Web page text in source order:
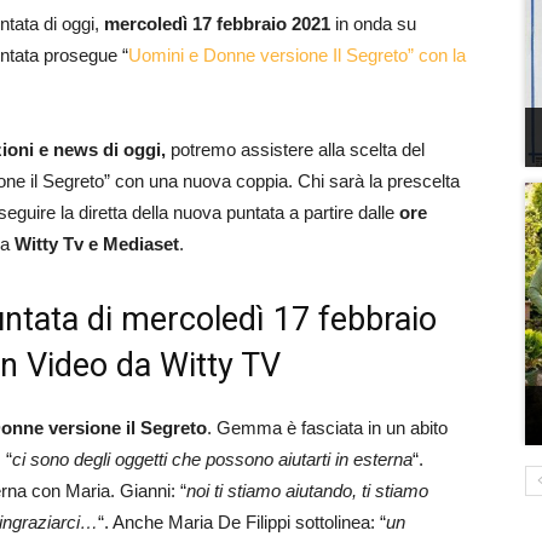
di oggi, mercoledì 17 febbraio 2021 in onda su
prosegue “Uomini e Donne versione Il Segreto” con la
ioni e news di oggi, potremo assistere alla scelta del
il Segreto” con una nuova coppia. Chi sarà la prescelta
la diretta della nuova puntata a partire dalle ore
Witty Tv e Mediaset.
di mercoledì 17 febbraio
Video da Witty TV
versione il Segreto. Gemma è fasciata in un abito
ci sono degli oggetti che possono aiutarti in esterna“.
con Maria. Gianni: “noi ti stiamo aiutando, ti stiamo
“. Anche Maria De Filippi sottolinea: “un